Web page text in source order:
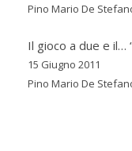
Pino Mario De
Il gioco a due e il…
15 Giugno 2011
Pino Mario De